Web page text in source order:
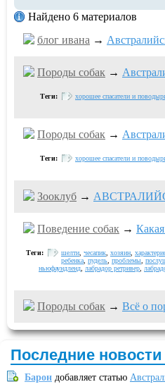
Найдено 6 материалов
блог ивaна →
Породы собак →
Теги: хорошее спасатели и
Породы собак →
Теги: хорошее спасатели и
Зооклуб →
Поведение собак →
Теги: шелти чесапик хозяин
ребенка пудель проблемы
ньюфаундленд
лабрадор ретривер
Породы собак → Всё о
Последние новости
Барон добавляет статью